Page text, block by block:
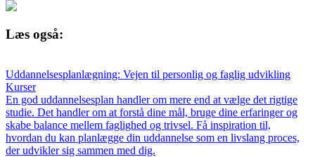
Læs også:
Uddannelsesplanlægning: Vejen til personlig og faglig udvikling
Kurser
En god uddannelsesplan handler om mere end at vælge det rigtige
studie. Det handler om at forstå dine mål, bruge dine erfaringer og
skabe balance mellem faglighed og trivsel. Få inspiration til,
hvordan du kan planlægge din uddannelse som en livslang proces,
der udvikler sig sammen med dig.